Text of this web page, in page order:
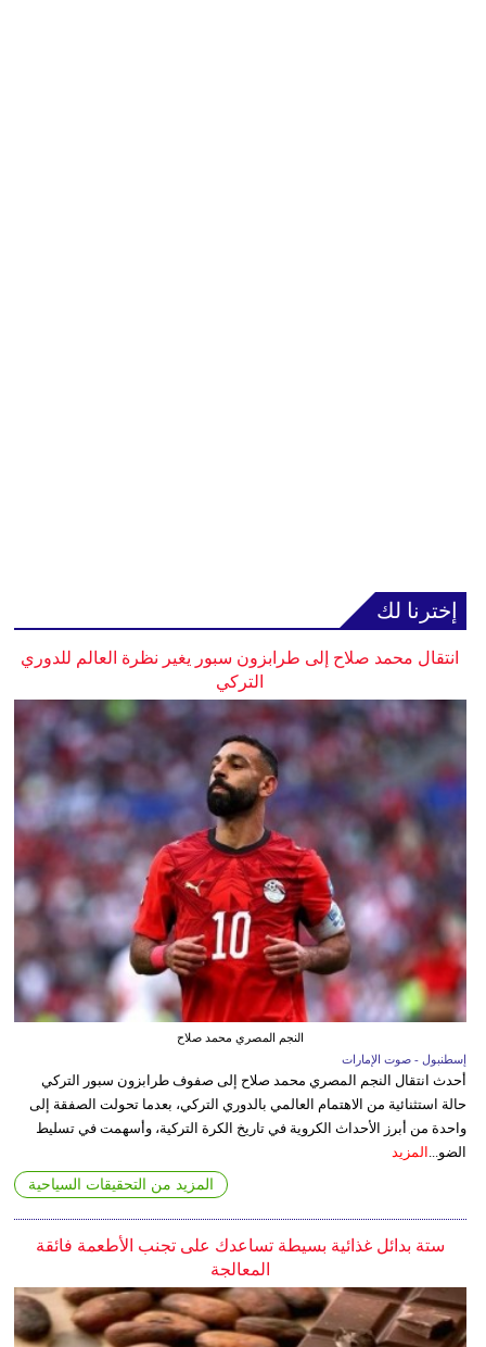
إخترنا لك
انتقال محمد صلاح إلى طرابزون سبور يغير نظرة العالم للدوري
التركي
النجم المصري محمد صلاح
إسطنبول - صوت الإمارات
أحدث انتقال النجم المصري محمد صلاح إلى صفوف طرابزون سبور التركي
حالة استثنائية من الاهتمام العالمي بالدوري التركي، بعدما تحولت الصفقة إلى
واحدة من أبرز الأحداث الكروية في تاريخ الكرة التركية، وأسهمت في تسليط
الضو... المزيد
المزيد من التحقيقات السياحية
ستة بدائل غذائية بسيطة تساعدك على تجنب الأطعمة فائقة
المعالجة